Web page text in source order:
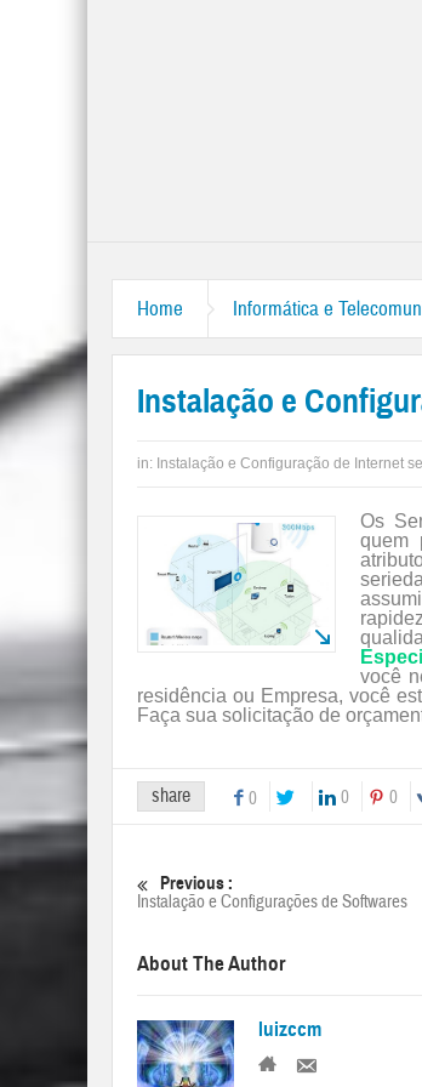
Home Informática e
Instalação e
in: Instalação e Configuração de Internet
Os
quem
você
residência ou Empresa, você
Faça sua solicitação de
share 0 0 0
Previous :
Instalação e Configurações de Softwares
About The Author
luizccm